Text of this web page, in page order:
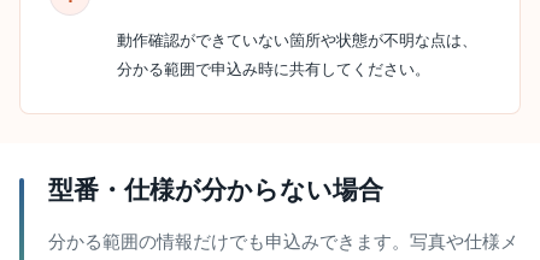
動作確認ができていない箇所や状態が不明な点は、
分かる範囲で申込み時に共有してください。
型番・仕様が分からない場合
分かる範囲の情報だけでも申込みできます。写真や仕様メ